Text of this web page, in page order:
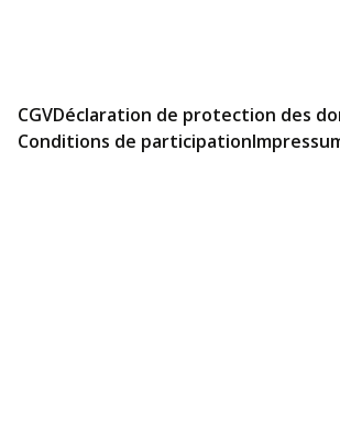
CGVDéclaration de protection des
Conditions de participation